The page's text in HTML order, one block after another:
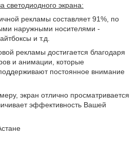
экрана:
рекламы составляет 91%, по
наружными носителями -
и т.д.
рекламы достигается благодаря
и анимации, которые
постоянное внимание
экран отлично просматривается
эффективность Вашей